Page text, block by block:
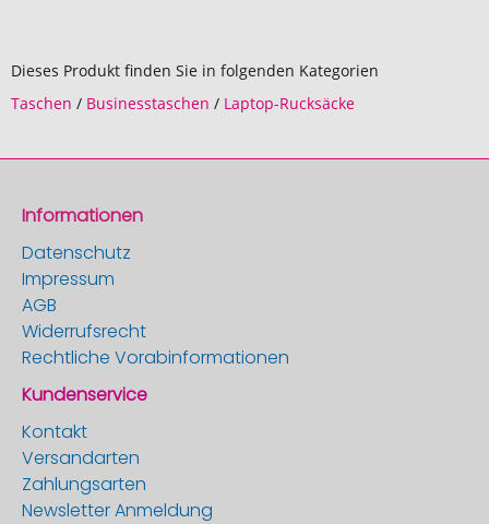
Dieses Produkt finden Sie in folgenden Kategorien
Taschen / Businesstaschen / Laptop-Rucksäcke
Informationen
Datenschutz
Impressum
AGB
Widerrufsrecht
Rechtliche Vorabinformationen
Kundenservice
Kontakt
Versandarten
Zahlungsarten
Newsletter Anmeldung